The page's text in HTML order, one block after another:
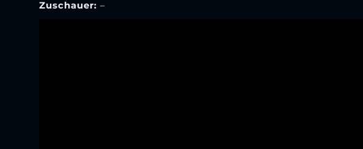
Zuschauer: –